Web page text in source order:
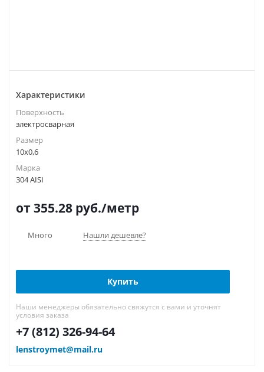
Характеристики
Поверхность
электросварная
Размер
10х0,6
Марка
304 AISI
от 355.28 руб./метр
Много Нашли дешевле?
Купить
Наши менеджеры обязательно свяжутся с вами и уточнят
условия заказа
+7 (812) 326-94-64
lenstroymet@mail.ru